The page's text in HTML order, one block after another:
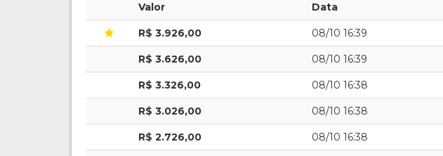
Valor Data
R$ 3.926,00 08/10 16:39
R$ 3.626,00 08/10 16:39
R$ 3.326,00 08/10 16:38
R$ 3.026,00 08/10 16:38
R$ 2.726,00 08/10 16:38